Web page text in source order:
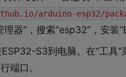
arduino-esp32/
理器”，搜索“esp32”，安
ESP32-S3到电脑。在“工具
端口。